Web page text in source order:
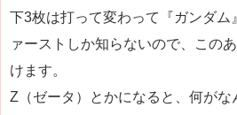
下3枚は打って変わって『ガンダ
ァーストしか知らないので、この
けます。
Z（ゼータ）とかになると、何が